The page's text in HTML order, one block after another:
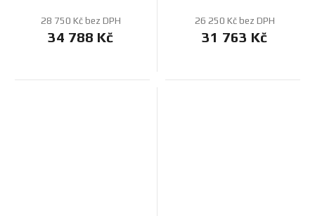
28 750 Kč bez DPH
34 788 Kč
26 250 Kč bez DPH
31 763 Kč